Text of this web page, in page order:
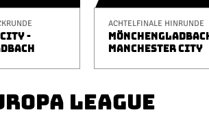
CITY -
ACHTELFINALE HINRUNDE
MANCHESTER CITY
LEAGUE